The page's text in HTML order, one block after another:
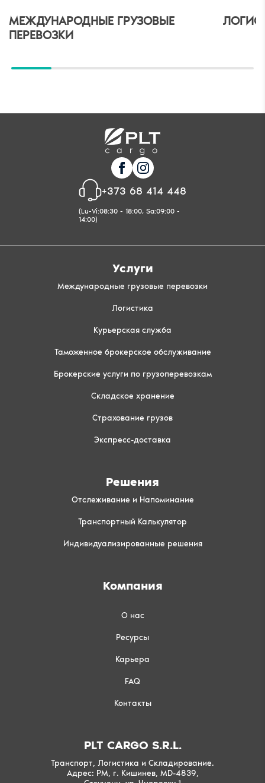
МЕЖДУНАРОДНЫЕ ГРУЗОВЫЕ
ПЕРЕВОЗКИ
+373 68 414 448
(Lu-Vi:08:30 - 18:00, Sa:09:00 -
14:00)
Услуги
Международные грузовые перевозки
Логистика
Курьерская служба
Таможенное брокерское обслуживание
Брокерские услуги по грузоперевозкам
Складское хранение
Страхование грузов
Экспресс-доставка
Решения
Отслеживание и Напоминание
Транспортный Калькулятор
Индивидуализированные решения
Компания
О нас
Ресурсы
Карьера
FAQ
Контакты
PLT CARGO S.R.L.
Транспорт, Логистика и Складирование.
Адрес: РМ, г. Кишинев, MD-4839,